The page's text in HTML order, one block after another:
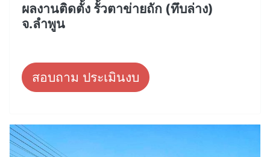
ผลงานติดตั้ง รั้วตาข่ายถัก (ทึบล่าง)
จ.ลำพูน
สอบถาม ประเมินงบ